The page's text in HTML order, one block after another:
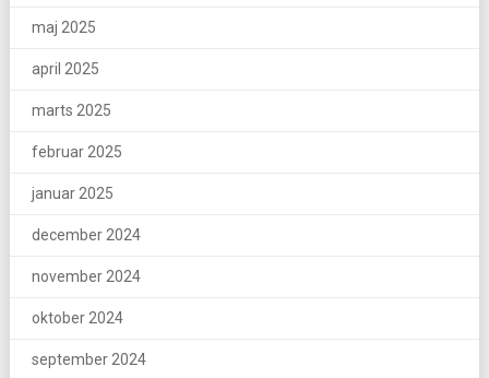
maj 2025
april 2025
marts 2025
februar 2025
januar 2025
december 2024
november 2024
oktober 2024
september 2024